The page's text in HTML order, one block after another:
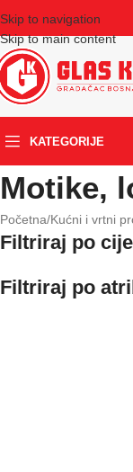
Skip to navigation
Skip to main content
KATEGORIJE
Motike,
Početna/Kućni i vrtni
Filtriraj po
Filtriraj po